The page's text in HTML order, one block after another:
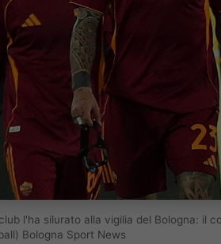
l'ha silurato alla vigilia del Bologna: il
Bologna Sport News